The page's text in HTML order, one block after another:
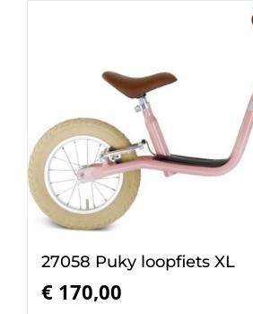
27058 Puky loopfiets XL
€ 170,00